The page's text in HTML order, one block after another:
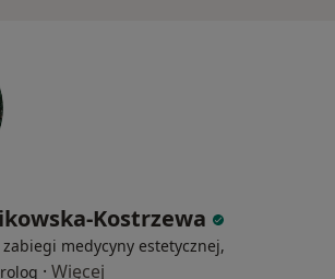
Kostrzewa
medycyny estetycznej,
· Więcej